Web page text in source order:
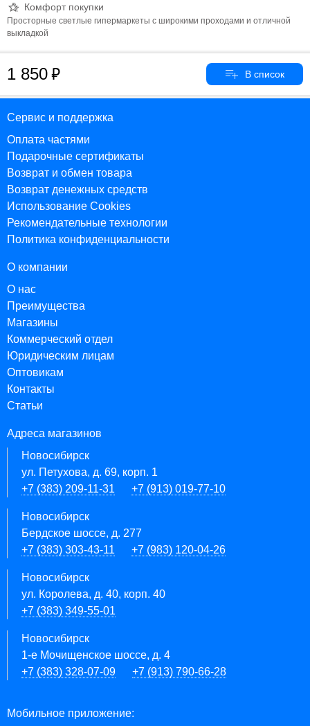
Комфорт покупки
Просторные светлые гипермаркеты с широкими проходами и отличной
выкладкой
1 850
Сервис и поддержка
Оплата частями
Подарочные сертификаты
Возврат и обмен товара
Возврат денежных средств
Использование Cookies
Рекомендательные технологии
Политика конфиденциальности
О компании
О нас
Преимущества
Магазины
Коммерческий отдел
Юридическим лицам
Оптовикам
Контакты
Статьи
Адреса магазинов
Новосибирск
ул. Петухова, д. 69, корп. 1
+7 (383) 209-11-31
+7 (913) 019-77-10
Новосибирск
Бердское шоссе, д. 277
+7 (383) 303-43-11
+7 (983) 120-04-26
Новосибирск
ул. Королева, д. 40, корп. 40
+7 (383) 349-55-01
Новосибирск
1-е Мочищенское шоссе, д. 4
+7 (383) 328-07-09
+7 (913) 790-66-28
Мобильное приложение: